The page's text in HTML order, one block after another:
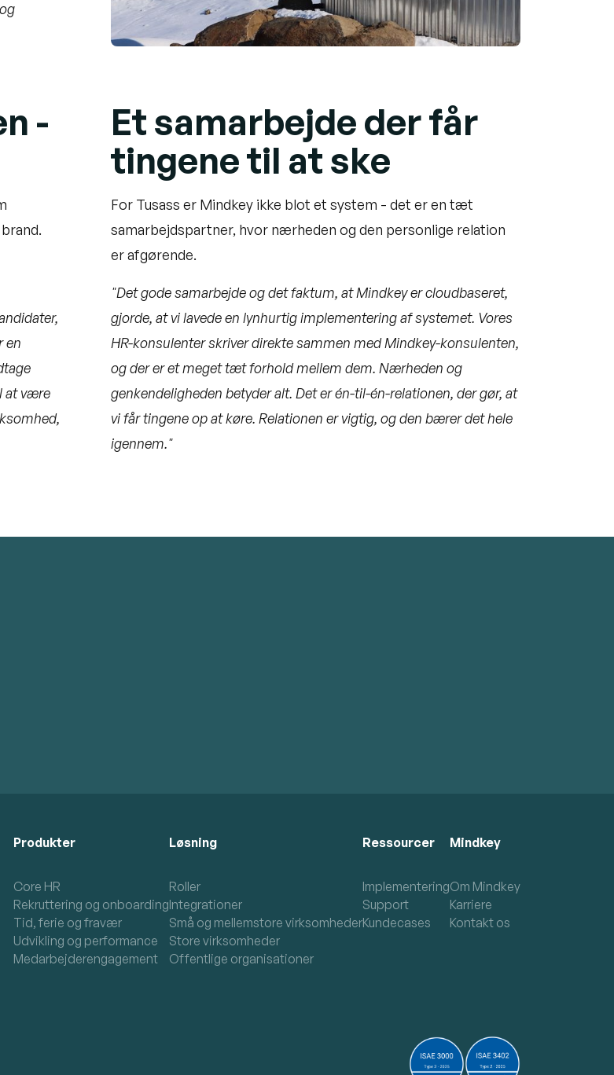
-
en
at være
Et samarbejde der får
tingene til at ske
For Tusass er Mindkey ikke blot et system - det er en tæt
samarbejdspartner, hvor nærheden og den personlige relation
er afgørende.
"Det gode samarbejde og det faktum, at Mindkey er cloudbaseret,
gjorde, at vi lavede en lynhurtig implementering af systemet. Vores
HR-konsulenter skriver direkte sammen med Mindkey-konsulenten,
og der er et meget tæt forhold mellem dem. Nærheden og
genkendeligheden betyder alt. Det er én-til-én-relationen, der gør, at
vi får tingene op at køre. Relationen er vigtig, og den bærer det hele
igennem."
Produkter
Core HR
Rekruttering og onboarding
Tid, ferie og fravær
Udvikling og performance
Medarbejderengagement
Løsning
Roller
Integrationer
Små og mellemstore virksomheder
Store virksomheder
Offentlige organisationer
Ressourcer
Implementering
Support
Kundecases
Mindkey
Om Mindkey
Karriere
Kontakt os